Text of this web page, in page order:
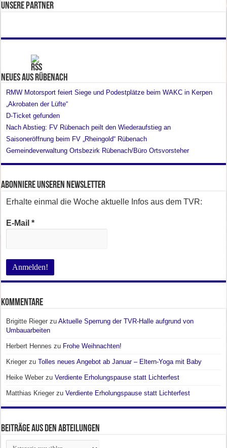
Unsere Partner
Neues aus Rübenach
RMW Motorsport feiert Siege und Podestplätze beim WAKC in Kerpen
„Akrobaten der Lüfte“
D-Ticket gefunden
Nach Abstieg: FV Rübenach peilt den Wiederaufstieg an
Saisoneröffnung beim FV „Rheingold“ Rübenach
Gemeindeverwaltung Ortsbezirk Rübenach/Büro Ortsvorsteher
Abonniere unseren Newsletter
Erhalte einmal die Woche aktuelle Infos aus dem TVR:
E-Mail*
Kommentare
Brigitte Rieger zuAktuelle Sperrung der TVR-Halle aufgrund von
Umbauarbeiten
Herbert Hennes zu Frohe Weihnachten!
Krieger zuTolles neues Angebot ab Januar – Eltern-Yoga mit Baby
Heike Weber zuVerdiente Erholungspause statt Lichterfest
Matthias Krieger zuVerdiente Erholungspause statt Lichterfest
Beiträge aus den Abteilungen
Beiträge